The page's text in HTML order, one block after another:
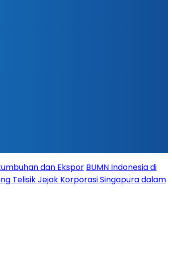
dan Ekspor BUMN Indonesia di
Telisik Jejak Korporasi Singapura dalam